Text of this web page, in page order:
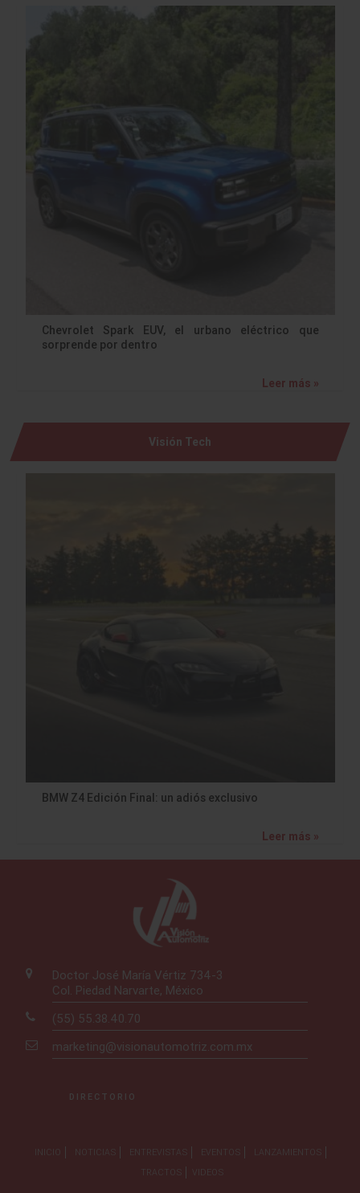
Chevrolet Spark EUV, el urbano eléctrico que
sorprende por dentro
Leer más »
Visión Tech
BMW Z4 Edición Final: un adiós exclusivo
Leer más »
Doctor José María Vértiz 734-3
Col. Piedad Narvarte, México
(55) 55.38.40.70
marketing@visionautomotriz.com.mx
DIRECTORIO
INICIO NOTICIAS ENTREVISTAS EVENTOS
LANZAMIENTOS
TRACTOS
VIDEOS